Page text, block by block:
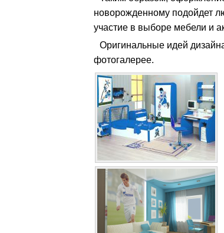
новорожденному подойдет
участие в выборе мебели и
Оригинальные идей
фотогалерее.